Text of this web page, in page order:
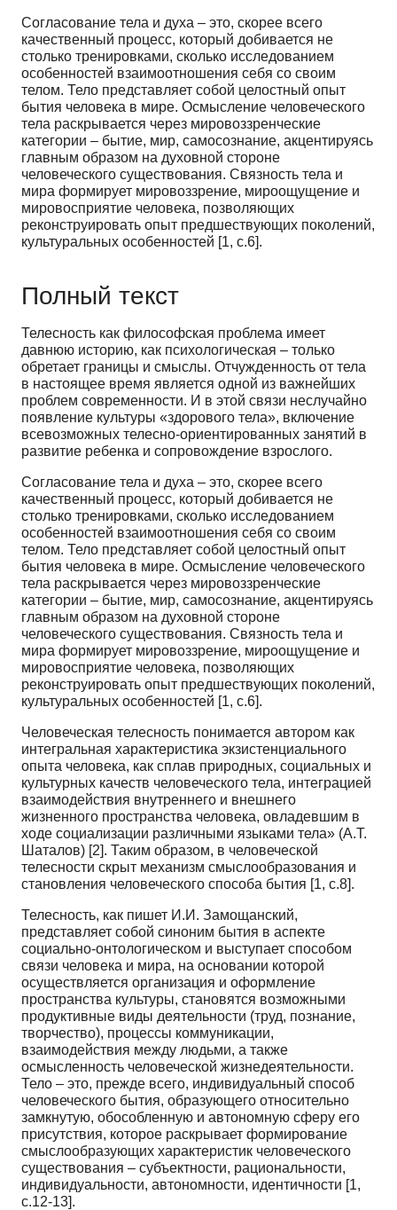
Согласование тела и духа – это, скорее всего
качественный процесс, который добивается не
столько тренировками, сколько исследованием
особенностей взаимоотношения себя со своим
телом. Тело представляет собой целостный опыт
бытия человека в мире. Осмысление человеческого
тела раскрывается через мировоззренческие
категории – бытие, мир, самосознание, акцентируясь
главным образом на духовной стороне
человеческого существования. Связность тела и
мира формирует мировоззрение, мироощущение и
мировосприятие человека, позволяющих
реконструировать опыт предшествующих поколений,
культуральных особенностей [1, с.6].
Полный текст
Телесность как философская проблема имеет
давнюю историю, как психологическая – только
обретает границы и смыслы. Отчужденность от тела
в настоящее время является одной из важнейших
проблем современности. И в этой связи неслучайно
появление культуры «здорового тела», включение
всевозможных телесно-ориентированных занятий в
развитие ребенка и сопровождение взрослого.
Согласование тела и духа – это, скорее всего
качественный процесс, который добивается не
столько тренировками, сколько исследованием
особенностей взаимоотношения себя со своим
телом. Тело представляет собой целостный опыт
бытия человека в мире. Осмысление человеческого
тела раскрывается через мировоззренческие
категории – бытие, мир, самосознание, акцентируясь
главным образом на духовной стороне
человеческого существования. Связность тела и
мира формирует мировоззрение, мироощущение и
мировосприятие человека, позволяющих
реконструировать опыт предшествующих поколений,
культуральных особенностей [1, с.6].
Человеческая телесность понимается автором как
интегральная характеристика экзистенциального
опыта человека, как сплав природных, социальных и
культурных качеств человеческого тела, интеграцией
взаимодействия внутреннего и внешнего
жизненного пространства человека, овладевшим в
ходе социализации различными языками тела» (А.Т.
Шаталов) [2]. Таким образом, в человеческой
телесности скрыт механизм смыслообразования и
становления человеческого способа бытия [1, с.8].
Телесность, как пишет И.И. Замощанский,
представляет собой синоним бытия в аспекте
социально-онтологическом и выступает способом
связи человека и мира, на основании которой
осуществляется организация и оформление
пространства культуры, становятся возможными
продуктивные виды деятельности (труд, познание,
творчество), процессы коммуникации,
взаимодействия между людьми, а также
осмысленность человеческой жизнедеятельности.
Тело – это, прежде всего, индивидуальный способ
человеческого бытия, образующего относительно
замкнутую, обособленную и автономную сферу его
присутствия, которое раскрывает формирование
смыслообразующих характеристик человеческого
существования – субъектности, рациональности,
индивидуальности, автономности, идентичности [1,
с.12-13].